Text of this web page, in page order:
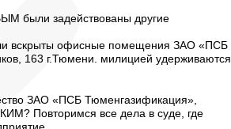
были задействованы другие
вскрыты офисные помещения ЗАО «ПСБ
163 г.Тюмени. милицией удерживаются
ЗАО «ПСБ Тюменгазификация»,
Повторимся все дела в суде, где